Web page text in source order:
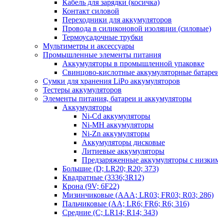
Кабель для зарядки (косичка)
Контакт силовой
Переходники для аккумуляторов
Провода в силиконовой изоляции (силовые)
Термоусадочные трубки
Мультиметры и аксессуары
Промышленные элементы питания
Аккумуляторы в промышленной упаковке
Свинцово-кислотные аккумуляторные
Сумки для хранения LiPo аккумуляторов
Тестеры аккумуляторов
Элементы питания, батареи и аккумуляторы
Аккумуляторы
Ni-Cd аккумуляторы
Ni-MH аккумуляторы
Ni-Zn аккумуляторы
Аккумуляторы дисковые
Литиевые аккумуляторы
Предзаряженные аккумуляторы с
Большие (D; LR20; R20; 373)
Квадратные (3336;3R12)
Крона (9V; 6F22)
Мизинчиковые (AAA; LR03; FR03; R03; 286)
Пальчиковые (AA; LR6; FR6; R6; 316)
Средние (C; LR14; R14; 343)